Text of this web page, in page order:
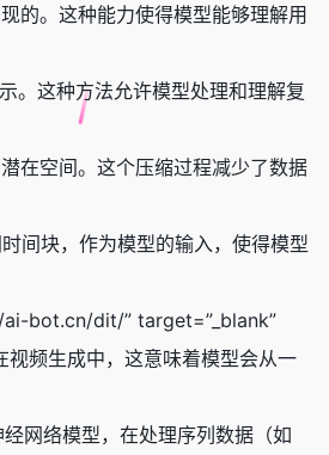
的。这种能力使得模型能够理解用
这种方法允许模型处理和理解复
在空间。这个压缩过程减少了数据
间块，作为模型的输入，使得模型
bot.cn/dit/” target=”_blank”
频生成中，这意味着模型会从一
网络模型，在处理序列数据（如